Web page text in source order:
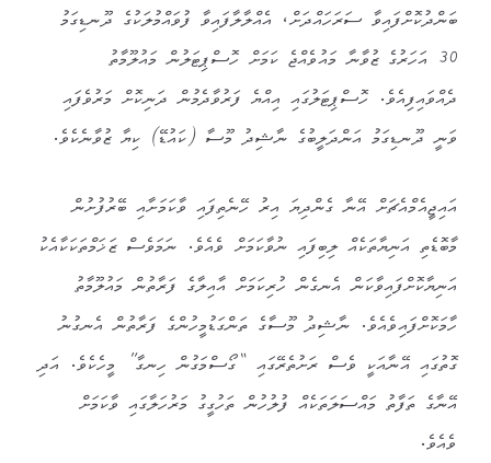
ބަންދުކޮށްފައިވާ ސަރަހައްދަށް، އެއްލާލާފައިވާ ފުވައްމުލަކުގެ ދޫނޑިގަމު
30 އަހަރުގެ ޒުވާނާ މައުވެއްޖެ ކަމަށް ހޮސްޕިޓަލުން މައުލޫމާތު
ދެއްވައިފިއެވެ. ހޮސްޕިޓަލުގައި އިއްޔެ ފަރުވާދެމުން ދަނިކޮށް މަރުވެފައި
ވަނީ ދޫނޑިގަމު އަންދަލީބުގެ ނާޝިދު މޫސާ (ކައުޑޭ) ކިޔާ ޒުވާނެކެވެ.
އައިޖީއެމްއެޗަށް އޭނާ ގެންދިޔަ އިރު ހޭނެތިފައި ވާކަމަށާއި ބޭރުފުށުން
މާބޮޑެތި އަނިޔާތަކެއް ލިބިފައި ނުވާކަމަށް ވެއެވެ. ނަމަވެސް ޒަޚަމްތަކަކާއެކު
އަނިޔާކޮށްފައިވާކަން އެނގެން ހުރިކަމަށް އާއިލާގެ ފަރާތުން މައުލޫމާތު
ހާމަކޮށްފައިވެއެވެ. ނާޝިދު މޫސާގެ ތަންގަޑުމީހުންގެ ފަރާތުން އެނގުނު
ގޮތުގައި އޭނާއަކީ ވެސް ރަށުތެރޭގައި “ގޯސްމަގުން ހިނގާ” މީހެކެވެ. އަދި
އޭނާގެ ތަފާތު މައްސަލަތަކެއް ފުލުހުން ތަހުގީގު މަރުހަލާގައި ވާކަމަށް
ވެއެވެ.